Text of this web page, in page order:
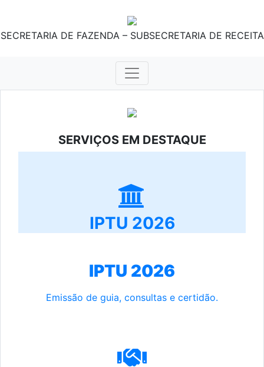
SECRETARIA DE FAZENDA – SUBSECRETARIA DE RECEITA
SERVIÇOS EM DESTAQUE
IPTU 2026
IPTU 2026
Emissão de guia, consultas e certidão.